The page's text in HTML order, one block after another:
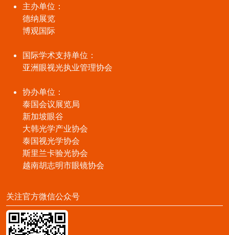
主办单位：
德纳展览
博观国际
国际学术支持单位：
亚洲眼视光执业管理协会
协办单位：
泰国会议展览局
新加坡眼谷
大韩光学产业协会
泰国视光学协会
斯里兰卡验光协会
越南胡志明市眼镜协会
关注官方微信公众号